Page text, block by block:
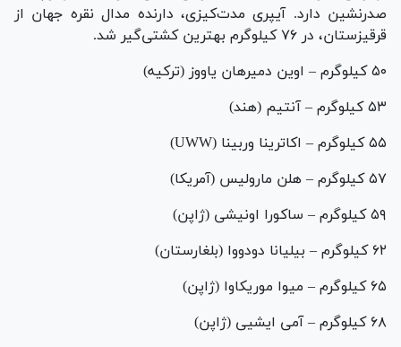
صدرنشین دارد. آیپری مدت‌کیزی، دارنده مدال نقره جهان از
قرقیزستان، در ۷۶ کیلوگرم بهترین کشتی‌گیر شد.
۵۰ کیلوگرم – اوین دمیرهان یاووز (ترکیه)
۵۳ کیلوگرم – آنتیم (هند)
۵۵ کیلوگرم – اکاترینا وربینا (UWW)
۵۷ کیلوگرم – هلن مارولیس (آمریکا)
۵۹ کیلوگرم – ساکورا اونیشی (ژاپن)
۶۲ کیلوگرم – بیلیانا دودووا (بلغارستان)
۶۵ کیلوگرم – میوا موریکاوا (ژاپن)
۶۸ کیلوگرم – آمی ایشیی (ژاپن)